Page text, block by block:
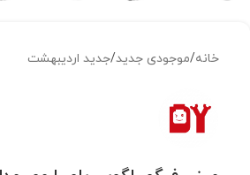
خانه/موجودی جدید/جدید اردیبهشت